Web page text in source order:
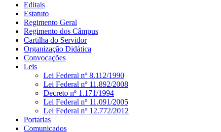
Editais
Estatuto
Regimento Geral
Regimento dos Câmpus
Cartilha do Servidor
Organização Didática
Convocações
Leis
Lei Federal nº 8.112/1990
Lei Federal nº 11.892/2008
Decreto nº 1.171/1994
Lei Federal nº 11.091/2005
Lei Federal nº 12.772/2012
Portarias
Comunicados